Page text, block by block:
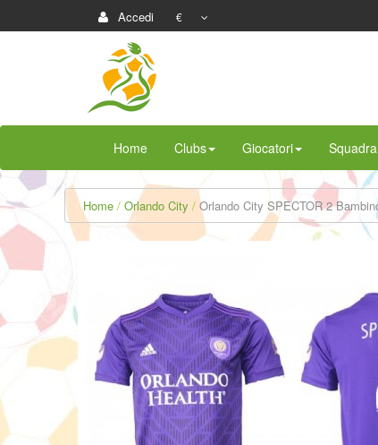
Accedi €
Home Clubs Giocatori
Home Orlando City Orlando City SPECTOR 2